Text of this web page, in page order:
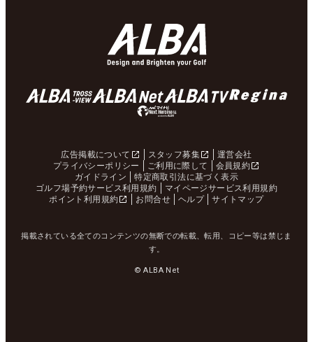
広告掲載について スタッフ募集
運営会社
プライバシーポリシー
ご利用に際して
会員規約
ガイドライン
特定商取引法に基づく表示
ゴルフ場予約サービス利用規約
マイページサービス利用規約
ポイント利用規約
お問合せ ヘルプ サイトマップ
掲載されている全てのコンテンツの無断での転載、転用、コピー等は禁じま
す。
© ALBA Net